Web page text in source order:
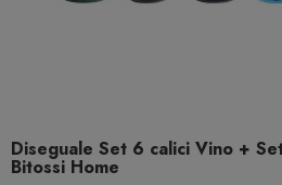
Diseguale Set 6 calici Vino +
Bitossi Home